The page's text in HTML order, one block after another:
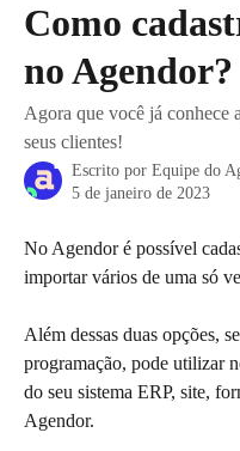
Como
no Agendor?
Agora que você já conhece
seus clientes!
Escrito por Equipe do
5 de janeiro de 2023
No Agendor é possível
importar vários de uma só
Além dessas duas opções,
programação, pode utilizar
do seu sistema ERP, site,
Agendor.